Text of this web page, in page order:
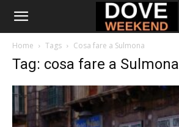
Home Tags Cosa fare a Sulmona
Tag: cosa fare a Sulmona